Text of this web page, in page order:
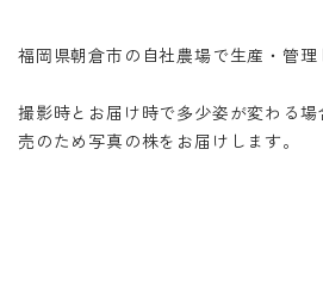
福岡県朝倉市の自社農場で生産・管理
撮影時とお届け時で多少姿が変わる
売のため写真の株をお届けします。